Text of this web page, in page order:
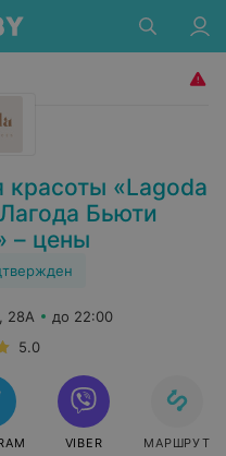
«Lagoda
Бьюти
– цены
28А
до 22:00
5.0
VIBER МАРШРУТ